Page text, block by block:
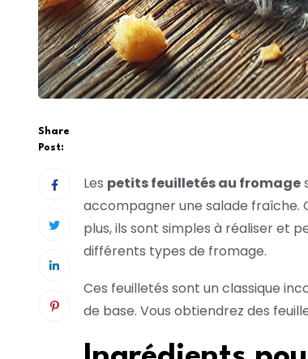
Share
Post:
Les petits feuilletés au fromage
accompagner une salade fraîche.
plus, ils sont simples à réaliser et
différents types de fromage.
Ces feuilletés sont un classique
de base. Vous obtiendrez des